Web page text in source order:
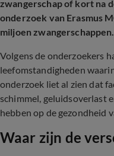
zwangerschap of kort na
onderzoek van Erasmus
miljoen zwangerschappen.
Volgens de onderzoekers
leefomstandigheden
onderzoek liet al zien dat
schimmel, geluidsoverlast
hebben op de gezondheid
Waar zijn de